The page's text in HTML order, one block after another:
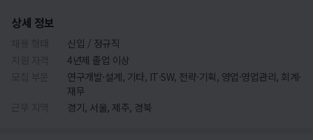
상세 정보
신입 / 정규직
4년제 졸업 이상
연구개발·설계, 기타, IT·SW, 전략·기획, 영업·영업관리, 회계·
재무
경기, 서울, 제주, 경북